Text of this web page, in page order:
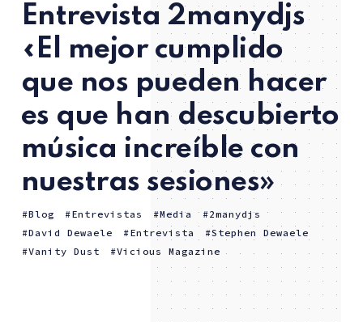
Entrevista 2manydjs
«El mejor cumplido
que nos pueden hacer
es que han descubierto
música increíble con
nuestras sesiones»
Blog Entrevistas Media
2manydjs
David Dewaele
Entrevista
Stephen Dewaele
Vanity Dust
Vicious Magazine